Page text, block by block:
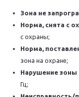
Зона не
Норма, снята с
с охраны;
Норма,
зона на охране;
Нарушение зоны
Гц;